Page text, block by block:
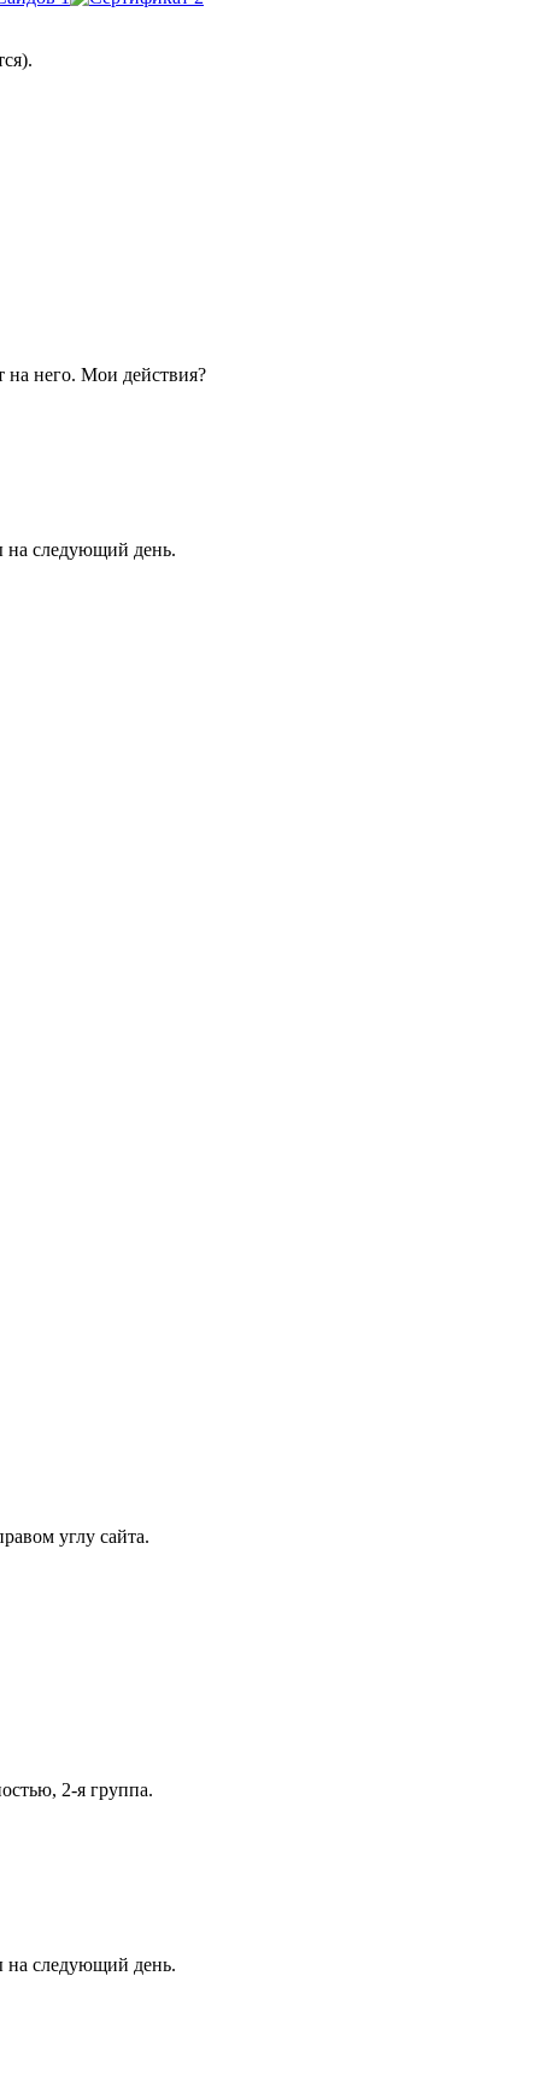
него. Мои действия?
на следующий день.
углу сайта.
2-я группа.
на следующий день.